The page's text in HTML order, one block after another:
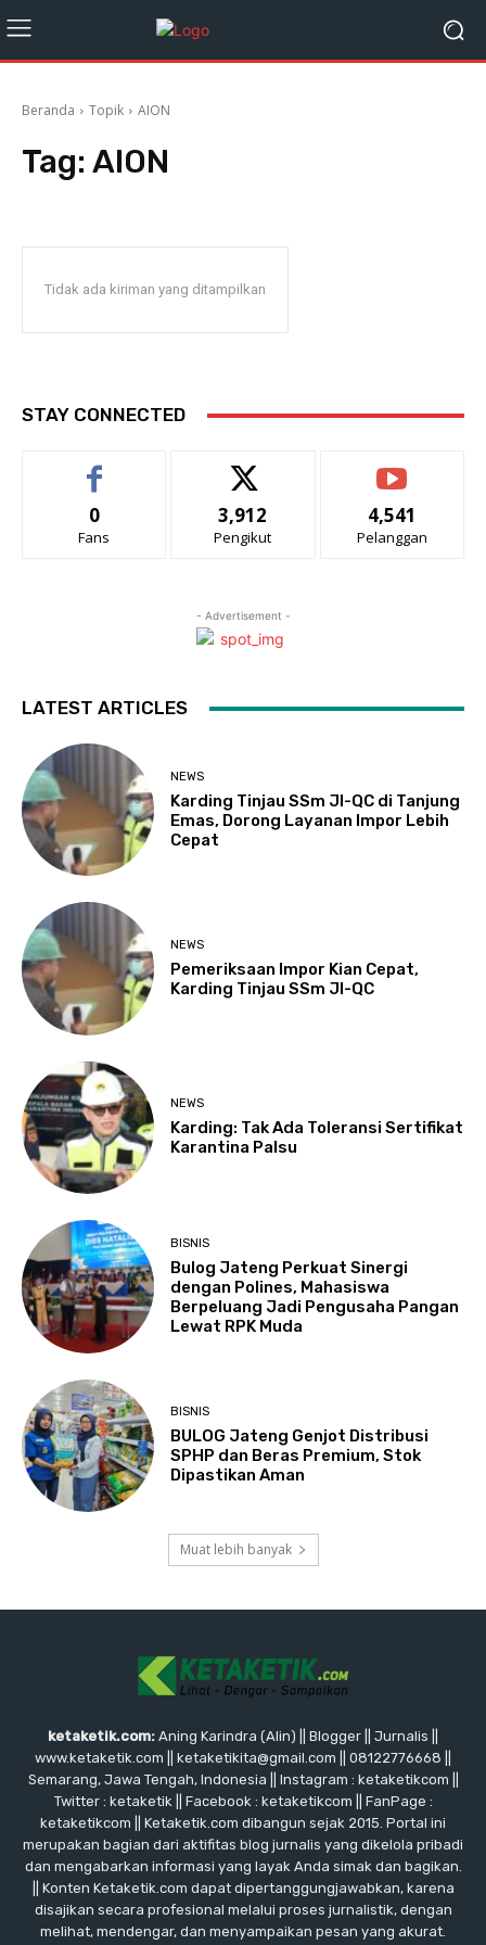
Beranda Topik AION
Tag: AION
Tidak ada kiriman yang ditampilkan
STAY CONNECTED
0
Fans
3,912
Pengikut
4,541
Pelanggan
- Advertisement -
LATEST ARTICLES
NEWS
Karding Tinjau SSm JI-QC di Tanjung
Emas, Dorong Layanan Impor Lebih
Cepat
NEWS
Pemeriksaan Impor Kian Cepat,
Karding Tinjau SSm JI-QC
NEWS
Karding: Tak Ada Toleransi Sertifikat
Karantina Palsu
BISNIS
Bulog Jateng Perkuat Sinergi
dengan Polines, Mahasiswa
Berpeluang Jadi Pengusaha Pangan
Lewat RPK Muda
BISNIS
BULOG Jateng Genjot Distribusi
SPHP dan Beras Premium, Stok
Dipastikan Aman
Muat lebih banyak
ketaketik.com: Aning Karindra (Alin) || Blogger || Jurnalis ||
www.ketaketik.com || ketaketikita@gmail.com || 08122776668 ||
Semarang, Jawa Tengah, Indonesia || Instagram : ketaketikcom ||
Twitter : ketaketik || Facebook : ketaketikcom || FanPage :
ketaketikcom || Ketaketik.com dibangun sejak 2015. Portal ini
merupakan bagian dari aktifitas blog jurnalis yang dikelola pribadi
dan mengabarkan informasi yang layak Anda simak dan bagikan.
|| Konten Ketaketik.com dapat dipertanggungjawabkan, karena
disajikan secara profesional melalui proses jurnalistik, dengan
melihat, mendengar, dan menyampaikan pesan yang akurat.